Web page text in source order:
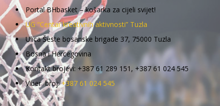
Portal BHbasket – košarka za cijeli svijet!
UG “Centar kreativnih aktivnosti” Tuzla
Ulica Šeste bosanske brigade 37, 75000 Tuzla
Bosna i Hercegovina
Kontakt brojevi: +387 61 289 151, +387 61 024 545
Viber broj:+387 61 024 545